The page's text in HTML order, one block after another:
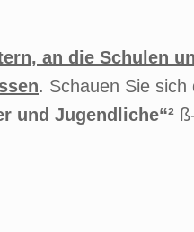
an die Schulen
. Schauen Sie sich
und Jugendliche“²